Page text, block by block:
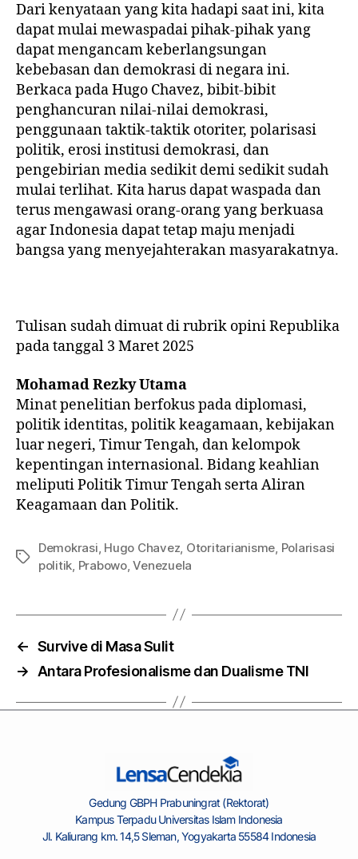
Dari kenyataan yang kita hadapi saat ini, kita
dapat mulai mewaspadai pihak-pihak yang
dapat mengancam keberlangsungan
kebebasan dan demokrasi di negara ini.
Berkaca pada Hugo Chavez, bibit-bibit
penghancuran nilai-nilai demokrasi,
penggunaan taktik-taktik otoriter, polarisasi
politik, erosi institusi demokrasi, dan
pengebirian media sedikit demi sedikit sudah
mulai terlihat. Kita harus dapat waspada dan
terus mengawasi orang-orang yang berkuasa
agar Indonesia dapat tetap maju menjadi
bangsa yang menyejahterakan masyarakatnya.
Tulisan sudah dimuat di rubrik opini Republika
pada tanggal 3 Maret 2025
Mohamad Rezky Utama
Minat penelitian berfokus pada diplomasi,
politik identitas, politik keagamaan, kebijakan
luar negeri, Timur Tengah, dan kelompok
kepentingan internasional. Bidang keahlian
meliputi Politik Timur Tengah serta Aliran
Keagamaan dan Politik.
Demokrasi, Hugo Chavez, Otoritarianisme, Polarisasi
politik, Prabowo,Venezuela
← Survive di Masa Sulit
→ Antara Profesionalisme dan Dualisme TNI
Gedung GBPH Prabuningrat (Rektorat)
Kampus Terpadu Universitas Islam Indonesia
Jl. Kaliurang km. 14,5 Sleman, Yogyakarta 55584 Indonesia